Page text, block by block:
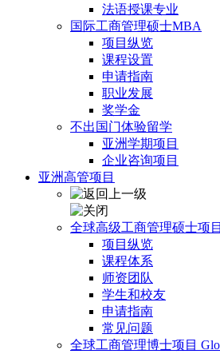
法语授课专业
国际工商管理硕士MBA
项目纵览
课程设置
申请指南
职业发展
奖学金
不出国门体验留学
亚洲学期项目
企业咨询项目
亚洲高管项目
全球高级工商管理硕士项
项目纵览
课程体系
师资团队
学生和校友
申请指南
常见问题
全球工商管理博士项目